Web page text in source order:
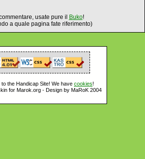
usate pure il Buko!
a quale pagina fate riferimento)
to the Handicap Site! We have cookies!
for Marok.org - Design by MaRoK 2004